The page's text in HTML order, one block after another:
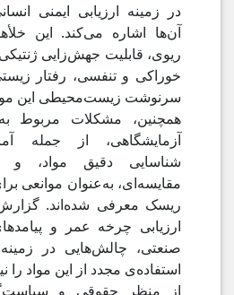
در زمینه‌ ارزیابی ایمنی
آن‌ها اشاره می‌کند. این
ریوی، قابلیت جهش‌زایی
خوراکی و تنفسی، رفتار
سرنوشت زیست‌محیطی این
همچنین، مشکلات مربوط
آزمایشگاهی، از جمله
شناسایی دقیق مواد، و
مقایسه‌ای، به‌عنوان موانعی
ریسک معرفی شده‌اند. گزارش
ارزیابی چرخه‌ عمر و
صنعتی، چالش‌هایی در
استفاده‌ی مجدد از این مواد را
از منظر حقوقی و